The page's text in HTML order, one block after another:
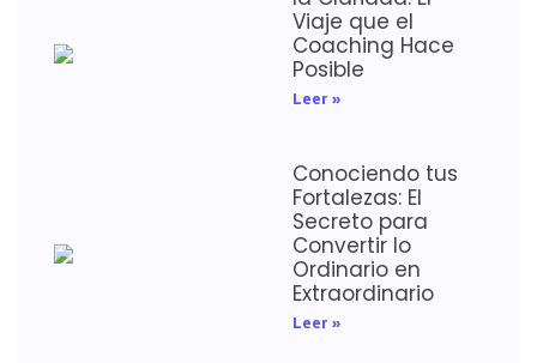
Viaje que el
Coaching Hace
Posible
Leer »
Conociendo tus
Fortalezas: El
Secreto para
Convertir lo
Ordinario en
Extraordinario
Leer »